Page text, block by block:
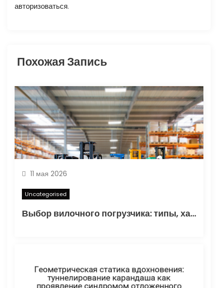
и
с
я
м
авторизоваться.
Похожая Запись
11 мая 2026
Uncategorised
Выбор вилочного погрузчика: типы, характеристики и области применения